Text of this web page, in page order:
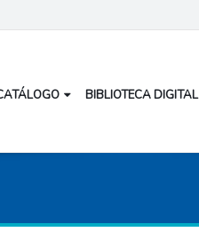
BIBLIOTECA DIGITAL